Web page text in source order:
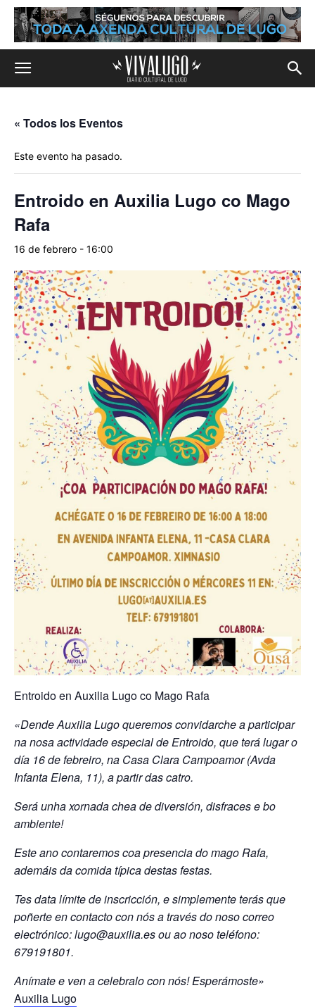
« Todos los Eventos
Este evento ha pasado.
Entroido en Auxilia Lugo co Mago
Rafa
16 de febrero - 16:00
Entroido en Auxilia Lugo co Mago Rafa
«Dende Auxilia Lugo queremos convidarche a participar
na nosa actividade especial de Entroido, que terá lugar o
día 16 de febreiro, na Casa Clara Campoamor (Avda
Infanta Elena, 11), a partir das catro.
Será unha xornada chea de diversión, disfraces e bo
ambiente!
Este ano contaremos coa presencia do mago Rafa,
ademáis da comida típica destas festas.
Tes data límite de inscricción, e simplemente terás que
poñerte en contacto con nós a través do noso correo
electrónico: lugo@auxilia.es ou ao noso teléfono:
679191801.
Anímate e ven a celebralo con nós! Esperámoste»
Auxilia Lugo